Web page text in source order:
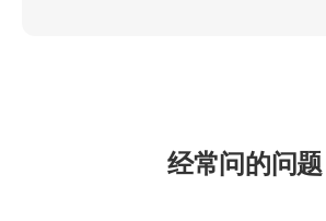
经常问的问题